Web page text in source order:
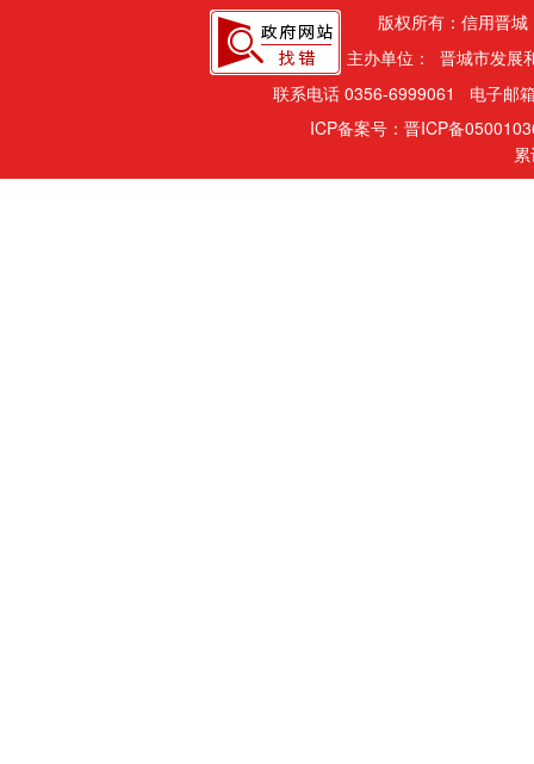
版权所有：信用晋
主办单位： 晋城市发展
联系电话 0356-6999061 电子邮
ICP备案号：晋ICP备